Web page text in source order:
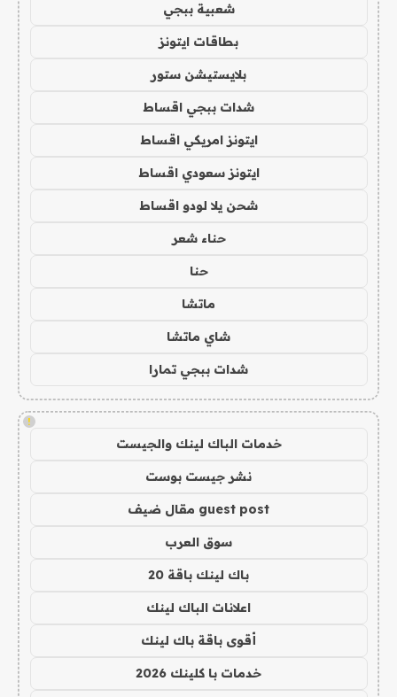
شعبية ببجي
بطاقات ايتونز
بلايستيشن ستور
شدات ببجي اقساط
ايتونز امريكي اقساط
ايتونز سعودي اقساط
شحن يلا لودو اقساط
حناء شعر
حنا
ماتشا
شاي ماتشا
شدات ببجي تمارا
!
خدمات الباك لينك والجيست
نشر جيست بوست
guest post مقال ضيف
سوق العرب
باك لينك باقة 20
اعلانات الباك لينك
أقوى باقة باك لينك
خدمات با كلينك 2026